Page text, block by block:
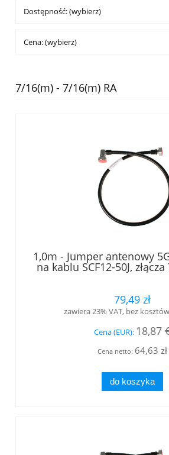
Dostępność: (wybierz)
Cena: (wybierz)
7/16(m) - 7/16(m) RA
1,0m - Jumper antenowy
na kablu SCF12-50J,
7/16 męski kątowy, LOW
79,49 zł
zawiera 23% VAT, bez
Cena (EUR): 18,87
Cena netto: 64,63 zł
do koszyka